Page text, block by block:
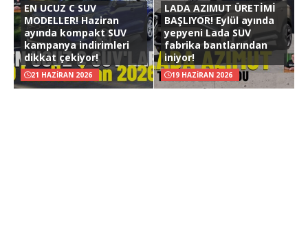
EN UCUZ C SUV
MODELLER! Haziran
ayında kompakt SUV
kampanya indirimleri
dikkat çekiyor!
21 HAZIRAN 2026
LADA AZIMUT ÜRETİMİ
BAŞLIYOR! Eylül ayında
yepyeni Lada SUV
fabrika bantlarından
iniyor!
19 HAZIRAN 2026